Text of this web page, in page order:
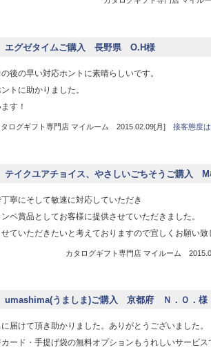
エグゼタイムご購入 長野県 O.H様
後の早い対応ホントに素晴らしいです。
トに助かりました。
す！
タログギフト専門店 マイルーム 2015.02.09[月] 接客態度
テイクユアチョイス、やさしいごちそうご購入 M
寧にそして敏速に対応していただき
ペ賞品としてお客様に提供させていただきました。
ていただきたいと考えておりますので宜しくお願い致
カタログギフト専門店 マイルーム
umashima(うましま)ご購入 京都府 Ｎ．Ｏ．様
届けて頂き助かりました。ありがとうございました。
ード・手提げ袋の無料オプションもうれしいサービス